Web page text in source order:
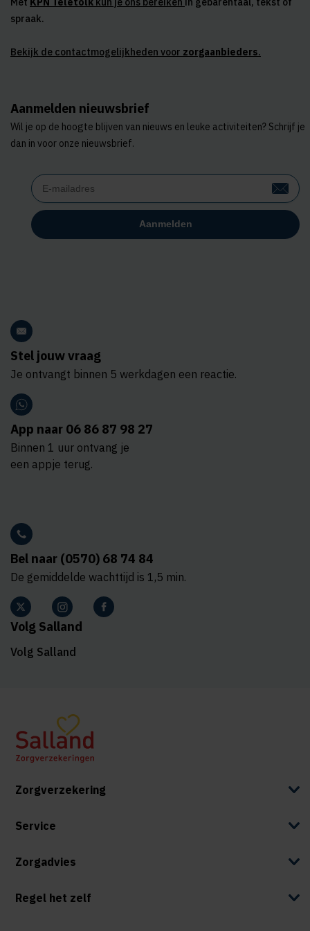
spraak.
Bekijk de contactmogelijkheden voor zorgaanbieders.
Aanmelden nieuwsbrief
Wil je op de hoogte blijven van nieuws en leuke activiteiten? Schrijf je
dan in voor onze nieuwsbrief.
Stel jouw vraag
Je ontvangt binnen 5 werkdagen een reactie.
App naar 06 86 87 98 27
Binnen 1 uur ontvang je
een appje terug.
Bel naar (0570) 68 74 84
De gemiddelde wachttijd is 1,5 min.
Volg Salland
Volg Salland
Zorgverzekering
Service
Zorgadvies
Regel het zelf